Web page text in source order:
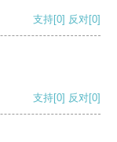
支持[0] 反对[0]
支持[0] 反对[0]